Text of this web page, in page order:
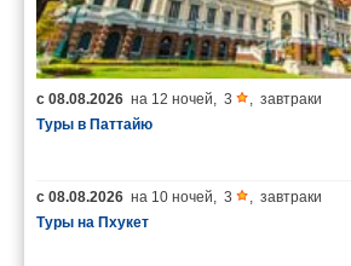
с 08.08.2026 на 12 ночей 3
завтраки
Туры в Паттайю
с 08.08.2026 на 10 ночей 3
завтраки
Туры на Пхукет